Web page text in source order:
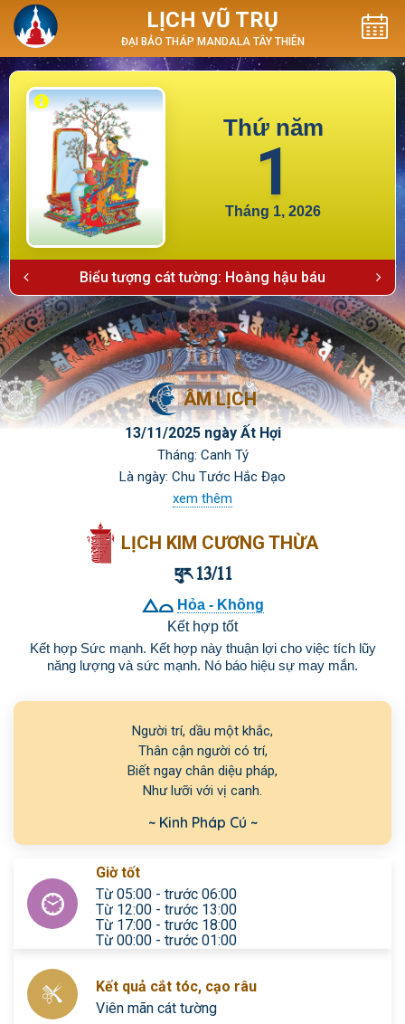
LỊCH VŨ TRỤ
ĐẠI BẢO THÁP MANDALA TÂY THIÊN
Thứ năm
1
Tháng 1, 2026
Biểu tượng cát tường: Hoàng hậu báu
ÂM LỊCH
13/11/2025 ngày Ất Hợi
Tháng: Canh Tý
Là ngày: Chu Tước Hắc Đạo
xem thêm
LỊCH KIM CƯƠNG THỪA
 13/11
 Hỏa - Không
Kết hợp tốt
Kết hợp Sức mạnh. Kết hợp này thuận lợi cho việc tích lũy
năng lượng và sức mạnh. Nó báo hiệu sự may mắn.
Người trí, dầu một khắc,
Thân cận người có trí,
Biết ngay chân diệu pháp,
Như lưỡi với vị canh.
~ Kinh Pháp Cú ~
Giờ tốt
Từ 05:00 - trước 06:00
Từ 12:00 - trước 13:00
Từ 17:00 - trước 18:00
Từ 00:00 - trước 01:00
Kết quả cắt tóc, cạo râu
Viên mãn cát tường